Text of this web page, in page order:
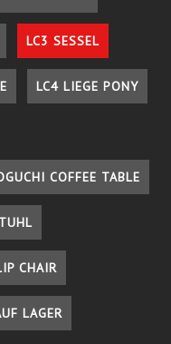
LC3 SESSEL
LC4 LIEGE PONY
COFFEE TABLE
CHAIR
LAGER